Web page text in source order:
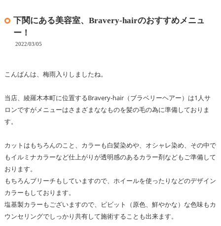
下関にある美容室、Bravery-hairのおすすめメニュ
ー！
2022/03/05
こんばんは、梅雨入りしましたね。
当店、綾羅木本町に位置するBravery-hair（ブラベリーヘアー）は1人サ
ロンですがメニューはさまざまななものを髪の毛の為に準備しておりま
す。
カットはもちろんのこと、カラーも白髪染めや、オシャレ染め、その中で
もイルミナカラーなど仕上がりが透明感のあるカラー剤などもご準備して
おります。
もちろんブリーチもしていますので、ホイールを使ったりなどのデザイン
カラーもしております。
塩基製カラーもございますので、ビビット（原色、鮮やかな）な色味もカ
ウンセリングでしっかり共有して施術することも出来ます。